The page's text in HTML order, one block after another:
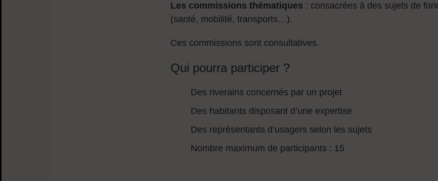
Les commissions thématiques : consacrées à des sujets de
(santé, mobilité, transports…).
Ces commissions sont consultatives.
Qui pourra participer ?
Des riverains concernés par un projet
Des habitants disposant d’une expertise
Des représentants d’usagers selon les sujets
Nombre maximum de participants : 15